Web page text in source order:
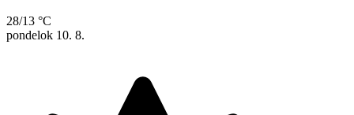
28/13 °C
pondelok 10. 8.